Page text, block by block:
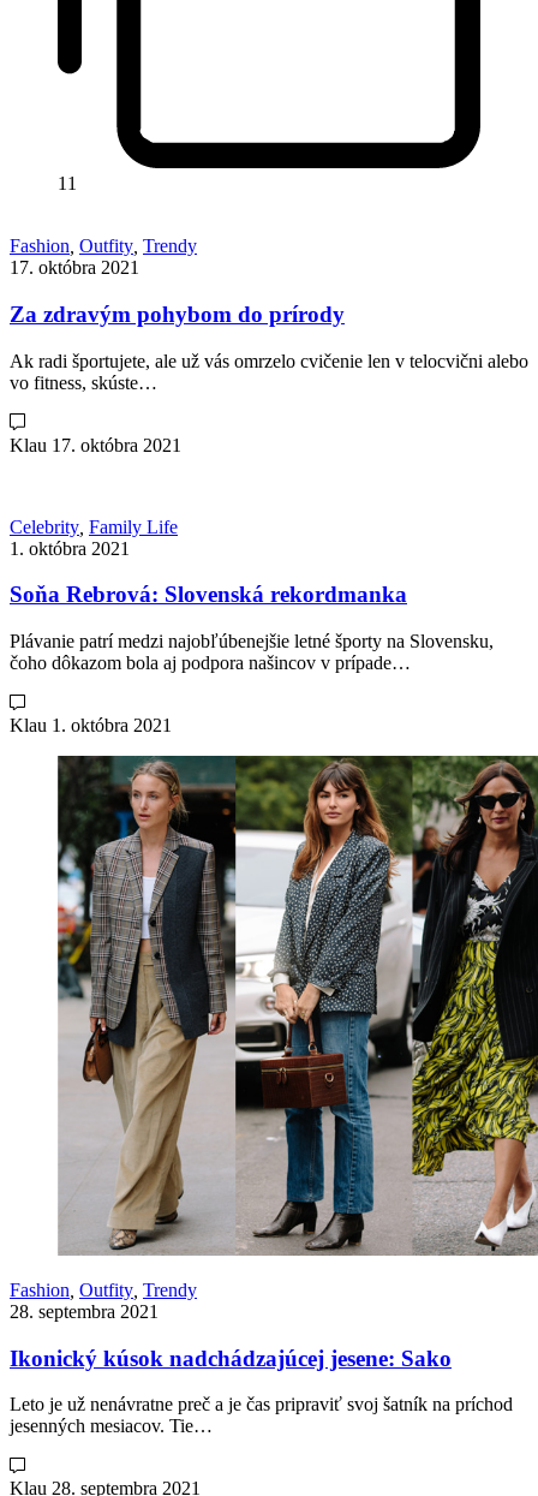
11
Fashion Outfity Trendy
17. októbra 2021
Za zdravým pohybom do prírody
Ak radi športujete, ale už vás omrzelo cvičenie len v telocvični alebo
vo fitness, skúste…
Klau 17. októbra 2021
Celebrity Family Life
1. októbra 2021
Soňa Rebrová: Slovenská rekordmanka
Plávanie patrí medzi najobľúbenejšie letné športy na Slovensku,
čoho dôkazom bola aj podpora našincov v prípade…
Klau 1. októbra 2021
Fashion Outfity Trendy
28. septembra 2021
Ikonický kúsok nadchádzajúcej jesene: Sako
Leto je už nenávratne preč a je čas pripraviť svoj šatník na príchod
jesenných mesiacov. Tie…
Klau 28. septembra 2021